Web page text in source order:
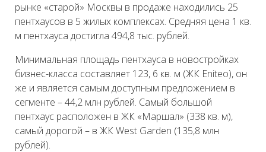
рынке «старой» Москвы в продаже находились 25
пентхаусов в 5 жилых комплексах. Средняя цена 1 кв.
м пентхауса достигла 494,8 тыс. рублей.
Минимальная площадь пентхауса в новостройках
бизнес-класса составляет 123, 6 кв. м (ЖК Eniteo), он
же и является самым доступным предложением в
сегменте – 44,2 млн рублей. Самый большой
пентхаус расположен в ЖК «Маршал» (338 кв. м),
самый дорогой – в ЖК West Garden (135,8 млн
рублей).